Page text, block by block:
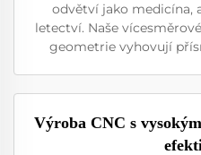
odvětví jako medicína,
letectví. Naše
geometrie vyhovují
Výroba CNC s